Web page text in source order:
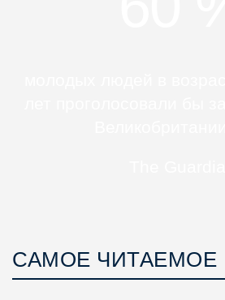
САМОЕ ЧИТАЕМОЕ